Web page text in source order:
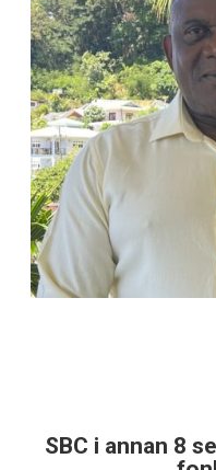
SBC i annan 8